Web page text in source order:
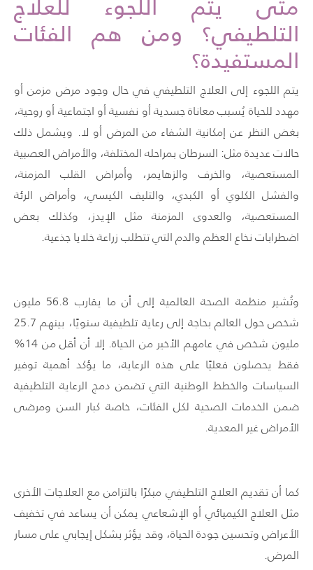
متى يتم اللجوء للعلاج
التلطيفي؟ ومن هم الفئات
المستفيدة؟
يتم اللجوء إلى العلاج التلطيفي في حال وجود مرض مزمن أو
مهدد للحياة يُسبب معاناة جسدية أو نفسية أو اجتماعية أو روحية،
بغض النظر عن إمكانية الشفاء من المرض أو لا. ويشمل ذلك
حالات عديدة مثل: السرطان بمراحله المختلفة، والأمراض العصبية
المستعصية، والخرف والزهايمر، وأمراض القلب المزمنة،
والفشل الكلوي أو الكبدي، والتليف الكيسي، وأمراض الرئة
المستعصية، والعدوى المزمنة مثل الإيدز، وكذلك بعض
اضطرابات نخاع العظم والدم التي تتطلب زراعة خلايا جذعية.
وتُشير منظمة الصحة العالمية إلى أن ما يقارب 56.8 مليون
شخص حول العالم بحاجة إلى رعاية تلطيفية سنويًا، بينهم 25.7
مليون شخص في عامهم الأخير من الحياة. إلا أن أقل من 14%
فقط يحصلون فعليًا على هذه الرعاية، ما يؤكد أهمية توفير
السياسات والخطط الوطنية التي تضمن دمج الرعاية التلطيفية
ضمن الخدمات الصحية لكل الفئات، خاصة كبار السن ومرضى
الأمراض غير المعدية.
كما أن تقديم العلاج التلطيفي مبكرًا بالتزامن مع العلاجات الأخرى
مثل العلاج الكيميائي أو الإشعاعي يمكن أن يساعد في تخفيف
الأعراض وتحسين جودة الحياة، وقد يؤثر بشكل إيجابي على مسار
المرض.